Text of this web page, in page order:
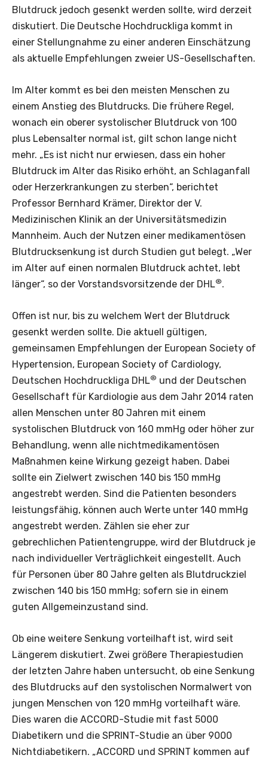
Blutdruck jedoch gesenkt werden sollte, wird derzeit
diskutiert. Die Deutsche Hochdruckliga kommt in
einer Stellungnahme zu einer anderen Einschätzung
als aktuelle Empfehlungen zweier US-Gesellschaften.
Im Alter kommt es bei den meisten Menschen zu
einem Anstieg des Blutdrucks. Die frühere Regel,
wonach ein oberer systolischer Blutdruck von 100
plus Lebensalter normal ist, gilt schon lange nicht
mehr. „Es ist nicht nur erwiesen, dass ein hoher
Blutdruck im Alter das Risiko erhöht, an Schlaganfall
oder Herzerkrankungen zu sterben“, berichtet
Professor Bernhard Krämer, Direktor der V.
Medizinischen Klinik an der Universitätsmedizin
Mannheim. Auch der Nutzen einer medikamentösen
Blutdrucksenkung ist durch Studien gut belegt. „Wer
im Alter auf einen normalen Blutdruck achtet, lebt
länger“, so der Vorstandsvorsitzende der DHL®.
Offen ist nur, bis zu welchem Wert der Blutdruck
gesenkt werden sollte. Die aktuell gültigen,
gemeinsamen Empfehlungen der European Society of
Hypertension, European Society of Cardiology,
Deutschen Hochdruckliga DHL® und der Deutschen
Gesellschaft für Kardiologie aus dem Jahr 2014 raten
allen Menschen unter 80 Jahren mit einem
systolischen Blutdruck von 160 mmHg oder höher zur
Behandlung, wenn alle nichtmedikamentösen
Maßnahmen keine Wirkung gezeigt haben. Dabei
sollte ein Zielwert zwischen 140 bis 150 mmHg
angestrebt werden. Sind die Patienten besonders
leistungsfähig, können auch Werte unter 140 mmHg
angestrebt werden. Zählen sie eher zur
gebrechlichen Patientengruppe, wird der Blutdruck je
nach individueller Verträglichkeit eingestellt. Auch
für Personen über 80 Jahre gelten als Blutdruckziel
zwischen 140 bis 150 mmHg; sofern sie in einem
guten Allgemeinzustand sind.
Ob eine weitere Senkung vorteilhaft ist, wird seit
Längerem diskutiert. Zwei größere Therapiestudien
der letzten Jahre haben untersucht, ob eine Senkung
des Blutdrucks auf den systolischen Normalwert von
jungen Menschen von 120 mmHg vorteilhaft wäre.
Dies waren die ACCORD-Studie mit fast 5000
Diabetikern und die SPRINT-Studie an über 9000
Nichtdiabetikern. „ACCORD und SPRINT kommen auf